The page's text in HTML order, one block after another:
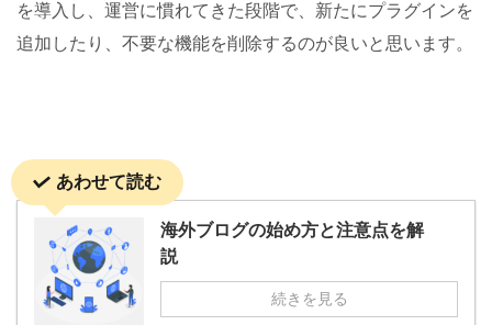
を導入し、運営に慣れてきた段階で、新たにプラグインを
追加したり、不要な機能を削除するのが良いと思います。
あわせて読む
海外ブログの始め方と注意点を解
説
続きを見る